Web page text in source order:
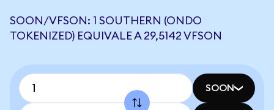
SOON/VFSON: 1 SOUTHERN (ONDO
TOKENIZED) EQUIVALE A 29,5142 VFSON
SOON